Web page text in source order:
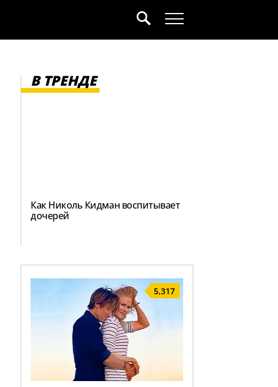
В ТРЕНДЕ
Как Николь Кидман воспитывает
дочерей
5,317